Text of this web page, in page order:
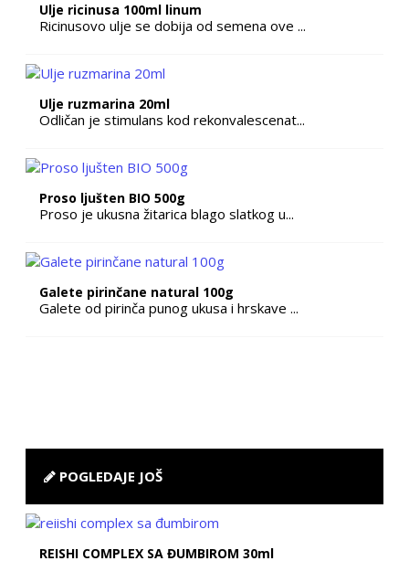
Ulje ricinusa 100ml linum
Ricinusovo ulje se dobija od semena ove ...
Ulje ruzmarina 20ml
Odličan je stimulans kod rekonvalescenat...
Proso ljušten BIO 500g
Proso je ukusna žitarica blago slatkog u...
Galete pirinčane natural 100g
Galete od pirinča punog ukusa i hrskave ...
POGLEDAJE JOŠ
REISHI COMPLEX SA ĐUMBIROM 30ml